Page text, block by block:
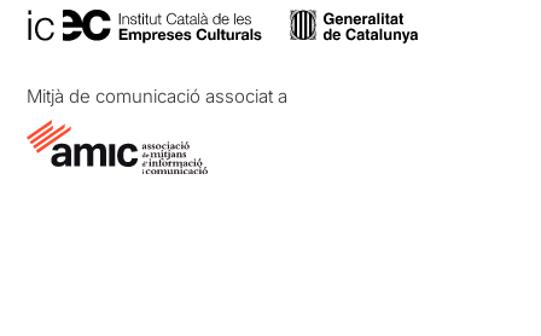
Mitjà de comunicació associat a